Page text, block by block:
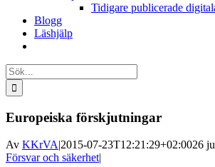
Tidigare publicerade
Blogg
Läshjälp
Sök
efter:
Europeiska förskjutningar
Av KKrVA|2015-07-23T12:21:29+02:0026
Försvar och säkerhet|